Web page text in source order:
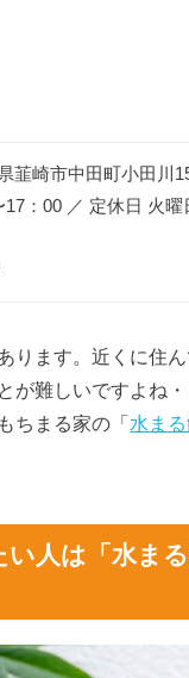
韮崎市中田町小田川
：00 ／ 定休日 火
ります。近くに住
が難しいですよね
ちまる家の「水ま
い人は「水ま